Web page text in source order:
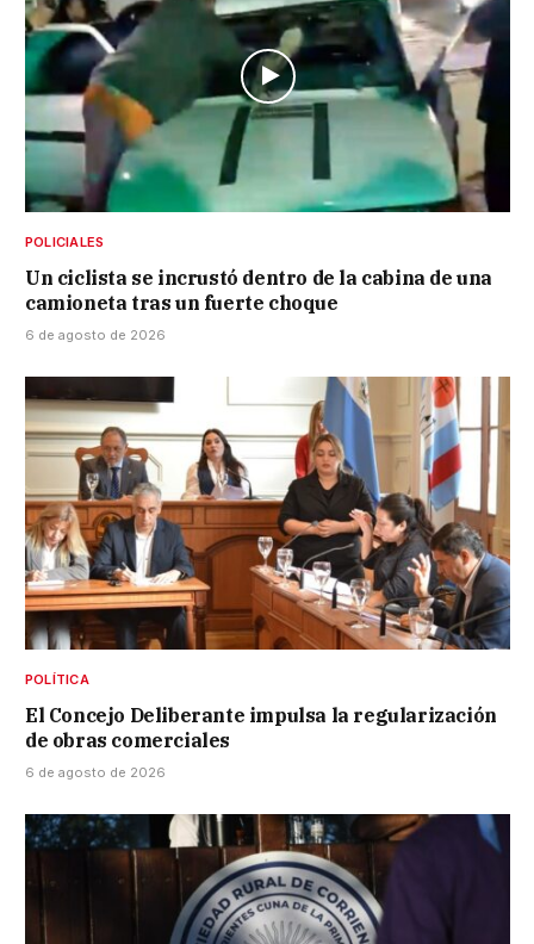
POLICIALES
Un ciclista se incrustó dentro de la cabina de una
camioneta tras un fuerte choque
6 de agosto de 2026
POLÍTICA
El Concejo Deliberante impulsa la regularización
de obras comerciales
6 de agosto de 2026